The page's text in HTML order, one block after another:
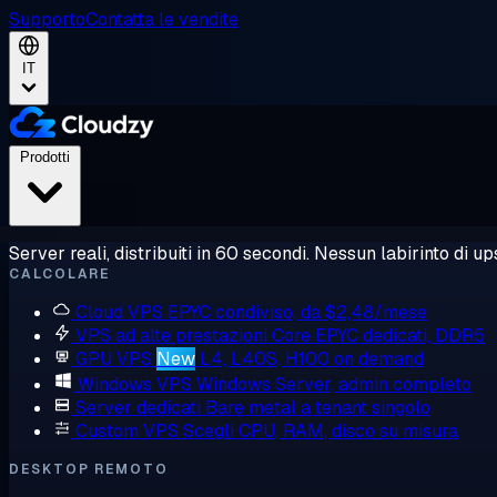
SupportoContatta le vendite
IT
Server reali, distribuiti in 60 secondi. Nessun labirinto di
CALCOLARE
Cloud VPS EPYC condiviso, da $2,48/mese
VPS ad alte prestazioni Core EPYC dedicati, DDR5
GPU VPS New L4, L40S, H100 on demand
Windows VPS Windows Server, admin completo
Server dedicati Bare metal a tenant singolo
Custom VPS Scegli CPU, RAM, disco su misura
DESKTOP REMOTO